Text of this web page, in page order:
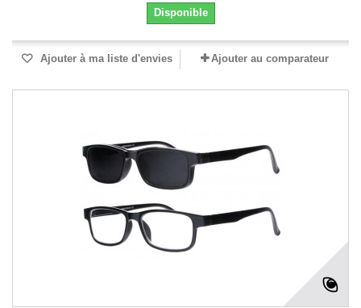
Disponible
Ajouter à ma liste d'envies Ajouter au comparateur